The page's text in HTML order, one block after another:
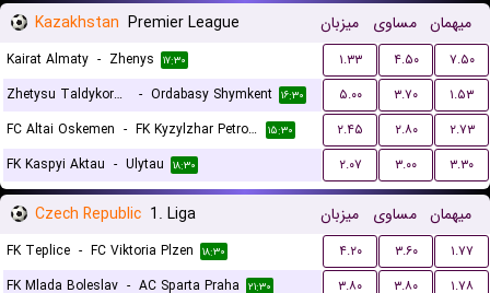
Kazakhstan Premier League میزبان مساوی میهمان
Kairat Almaty - Zhenys ۱۷:۳۰ ۱.۳۳ ۴.۵۰
۷.۵۰
Zhetysu Taldykorgan
- Ordabasy Shymkent ۱۶:۳۰ ۵.۰۰ ۳.۷۰
۱.۵۳
FC Altai Oskemen - FK Kyzylzhar Petropavlovsk ۱۵:۳۰ ۲.۴۵ ۲.۸۰
۲.۷۳
FK Kaspyi Aktau - Ulytau ۱۸:۳۰ ۲.۰۷ ۳.۰۰ ۳.۳۰
Czech Republic 1. Liga میزبان مساوی میهمان
FK Teplice - FC Viktoria Plzen ۱۸:۳۰ ۴.۲۰ ۳.۶۰
۱.۷۷
FK Mlada Boleslav - AC Sparta Praha ۲۱:۳۰ ۳.۸۰ ۳.۸۰ ۱.۷۸